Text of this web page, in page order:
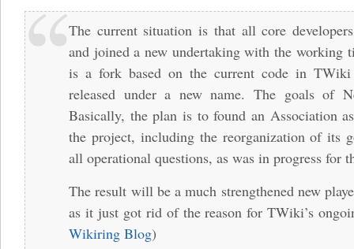
The current situation is that all core
and joined a new undertaking with the working
is a fork based on the current code in
released under a new name. The goals of
Basically, the plan is to found an Association
the project, including the reorganization of its
all operational questions, as was in progress for
The result will be a much strengthened new
as it just got rid of the reason for TWiki’s
Wikiring Blog)